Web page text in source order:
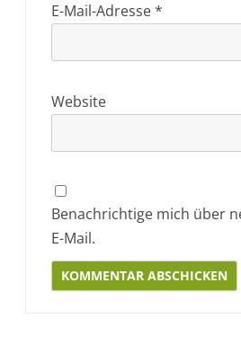
E-Mail-Adresse*
Website
Benachrichtige mich über
E-Mail.